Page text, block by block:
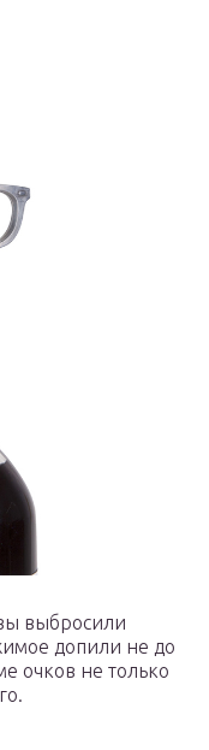
выбросили
допили не до
очков не только